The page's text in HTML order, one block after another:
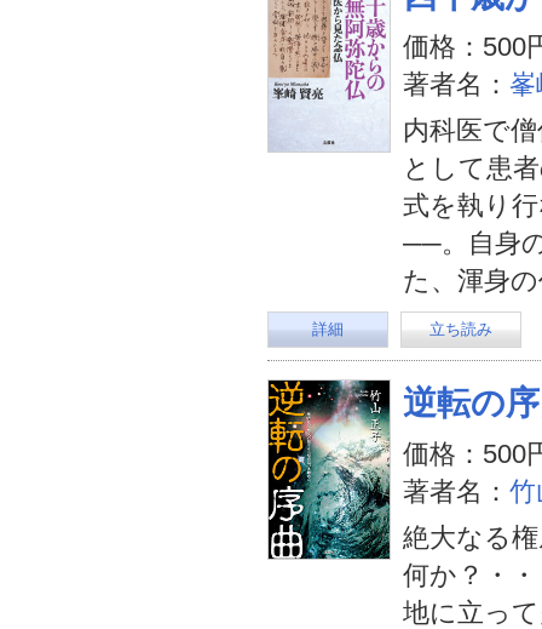
価格：500
著者名： 峯
内科医で
として患
式を執り
──。自身
た、渾身
詳細 立ち読み
逆転の
価格：500
著者名： 竹
絶大なる
何か？・
地に立っ